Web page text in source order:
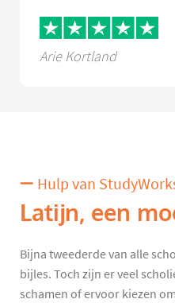
Arie Kortland
Hulp van
Latijn, een
Bijna tweederde van alle
bijles. Toch zijn er veel
schamen of ervoor kiezen